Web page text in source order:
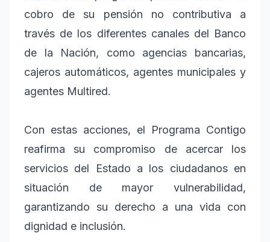
cobro de su pensión no contributiva a
través de los diferentes canales del Banco
de la Nación, como agencias bancarias,
cajeros automáticos, agentes municipales y
agentes Multired.
Con estas acciones, el Programa Contigo
reafirma su compromiso de acercar los
servicios del Estado a los ciudadanos en
situación de mayor vulnerabilidad,
garantizando su derecho a una vida con
dignidad e inclusión.